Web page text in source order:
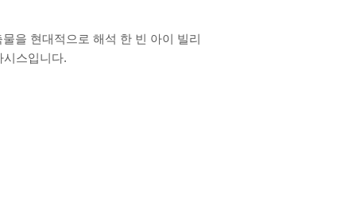
을 현대적으로 해석 한 빈 아이 빌리
시스입니다.